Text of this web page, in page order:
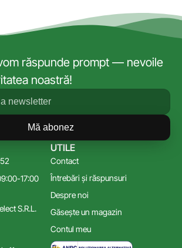
răspunde prompt — nevoile
noastră!
Mă abonez
UTILE
Contact
Întrebări și răspunsuri
Despre noi
Găsește un magazin
Contul meu
17:00
S.R.L.